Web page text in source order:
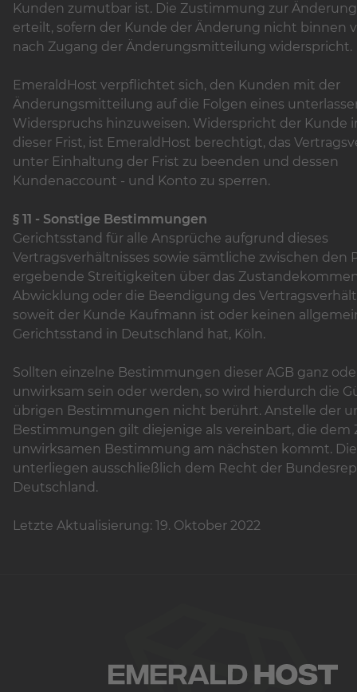
Kunden zumutbar ist. Die Zustimmung zur
erteilt, sofern der Kunde der Änderung nicht binnen
nach Zugang der Änderungsmitteilung widerspricht.
EmeraldHost verpflichtet sich, den Kunden mit der
Änderungsmitteilung auf die Folgen eines
Widerspruchs hinzuweisen. Widerspricht der Kunde
dieser Frist, ist EmeraldHost berechtigt, das
unter Einhaltung der Frist zu beenden und dessen
Kundenaccount - und Konto zu sperren.
§ 11 - Sonstige Bestimmungen
Gerichtsstand für alle Ansprüche aufgrund dieses
Vertragsverhältnisses sowie sämtliche zwischen den
ergebende Streitigkeiten über das
Abwicklung oder die Beendigung des
soweit der Kunde Kaufmann ist oder keinen
Gerichtsstand in Deutschland hat, Köln.
Sollten einzelne Bestimmungen dieser AGB ganz
unwirksam sein oder werden, so wird hierdurch die
übrigen Bestimmungen nicht berührt. Anstelle der
Bestimmungen gilt diejenige als vereinbart, die dem
unwirksamen Bestimmung am nächsten kommt.
unterliegen ausschließlich dem Recht der
Deutschland.
Letzte Aktualisierung: 19. Oktober 2022